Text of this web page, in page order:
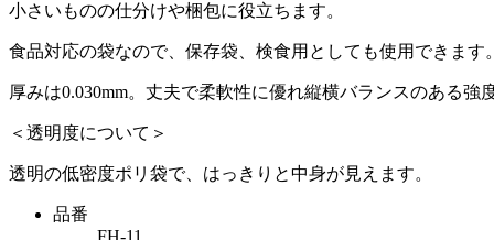
小さいものの仕分けや梱包に役立ちます。
食品対応の袋なので、保存袋、検食用としても使用できます。
厚みは0.030mm。丈夫で柔軟性に優れ縦横バランスのある強
＜透明度について＞
透明の低密度ポリ袋で、はっきりと中身が見えます。
品番
FH-11